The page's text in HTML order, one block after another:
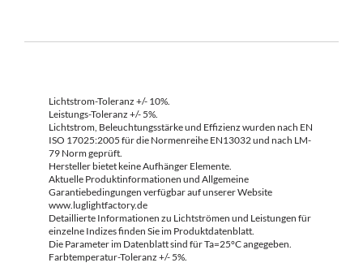
Lichtstrom-Toleranz +/- 10%.
Leistungs-Toleranz +/- 5%.
Lichtstrom, Beleuchtungsstärke und Effizienz wurden nach EN
ISO 17025:2005 für die Normenreihe EN13032 und nach LM-
79 Norm geprüft.
Hersteller bietet keine Aufhänger Elemente.
Aktuelle Produktinformationen und Allgemeine
Garantiebedingungen verfügbar auf unserer Website
www.luglightfactory.de
Detaillierte Informationen zu Lichtströmen und Leistungen für
einzelne Indizes finden Sie im Produktdatenblatt.
Die Parameter im Datenblatt sind für Ta=25°C angegeben.
Farbtemperatur-Toleranz +/- 5%.